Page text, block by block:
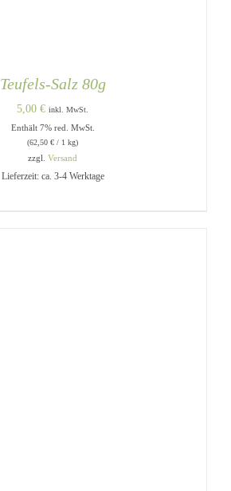
Teufels-Salz 80g
5,00 € inkl. MwSt.
Enthält 7% red. MwSt.
(62,50 € / 1 kg)
zzgl. Versand
Lieferzeit: ca. 3-4 Werktage